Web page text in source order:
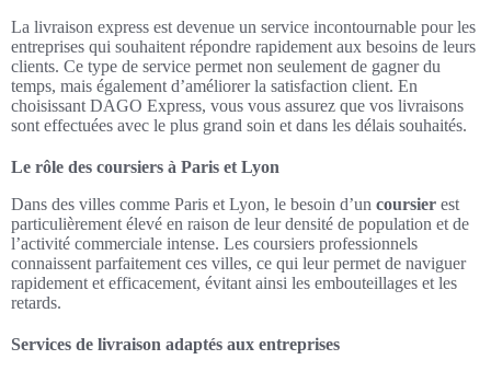
La livraison express est devenue un service incontournable pour les
entreprises qui souhaitent répondre rapidement aux besoins de leurs
clients. Ce type de service permet non seulement de gagner du
temps, mais également d’améliorer la satisfaction client. En
choisissant DAGO Express, vous vous assurez que vos livraisons
sont effectuées avec le plus grand soin et dans les délais souhaités.
Le rôle des coursiers à Paris et Lyon
Dans des villes comme Paris et Lyon, le besoin d’un coursier est
particulièrement élevé en raison de leur densité de population et de
l’activité commerciale intense. Les coursiers professionnels
connaissent parfaitement ces villes, ce qui leur permet de naviguer
rapidement et efficacement, évitant ainsi les embouteillages et les
retards.
Services de livraison adaptés aux entreprises